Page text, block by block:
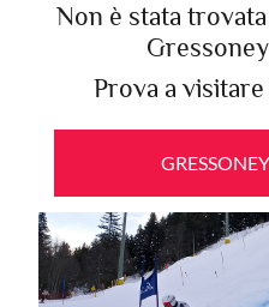
Non è stata
Prova a